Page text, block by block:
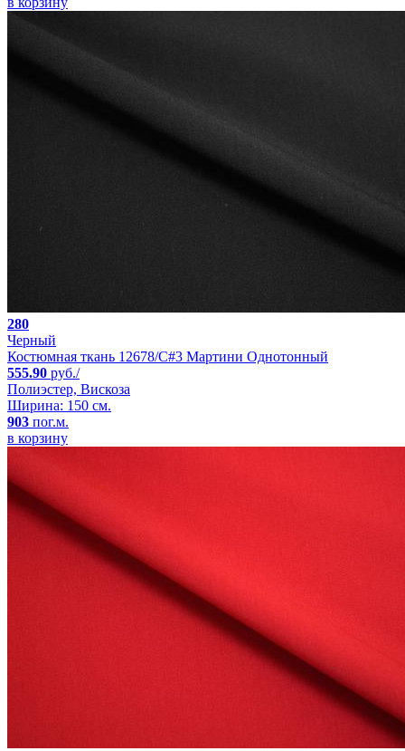
280
Черный
Костюмная ткань 12678/C#3 Мартини Однотонный
555.90 руб./
Полиэстер, Вискоза
Ширина: 150 см.
903 пог.м.
в корзину